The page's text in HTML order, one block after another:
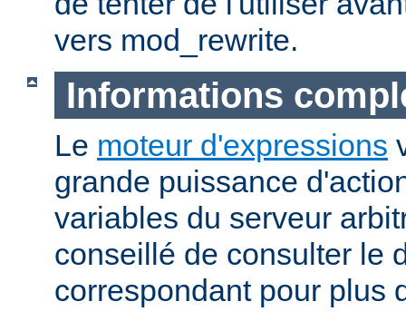
vers mod_rewrite.
Informations
Le moteur d'expressions
grande puissance
variables du serveur
conseillé de consulter le
correspondant pour plus